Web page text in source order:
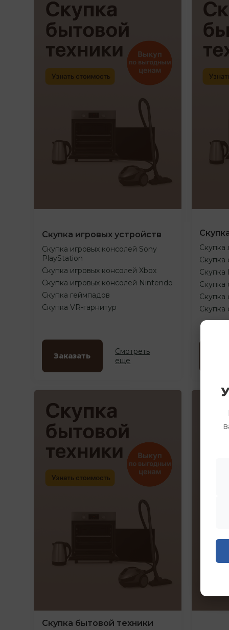
Скупка игровых устройств
Скупка игровых консолей Sony
PlayStation
Скупка игровых консолей Xbox
Скупка игровых консолей Nintendo
Скупка геймпадов
Скупка VR-гарнитур
Заказать
Смотреть
еще
Скупка
Скупка
Скупка
Скупка
Скупка
Скупка бытовой техники